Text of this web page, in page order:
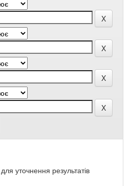
уточнення результатів